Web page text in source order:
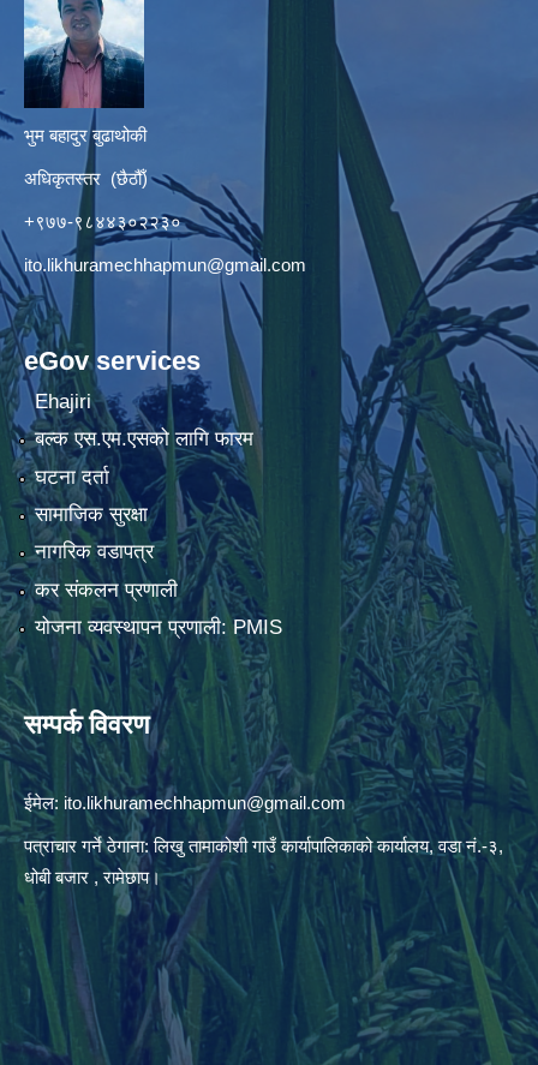
भुम बहादुर बुढाथोकी
अधिकृतस्तर (छैठौँ)
+९७७-९८४४३०२२३०
ito.likhuramechhapmun@gmail.com
eGov services
Ehajiri
बल्क एस.एम.एसको लागि फारम
घटना दर्ता
सामाजिक सुरक्षा
नागरिक वडापत्र
कर संकलन प्रणाली
योजना व्यवस्थापन प्रणाली: PMIS
सम्पर्क विवरण
ईमेल: ito.likhuramechhapmun@gmail.com
पत्राचार गर्ने ठेगाना: लिखु तामाकोशी गाउँ कार्यापालिकाको कार्यालय, वडा नं.-३,
धोबी बजार , रामेछाप।